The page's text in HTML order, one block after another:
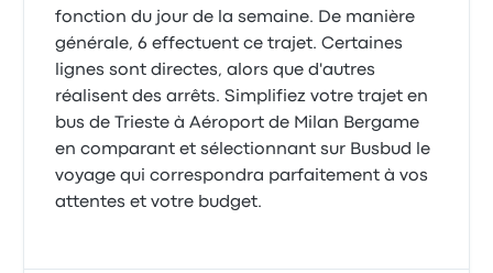
fonction du jour de la semaine. De manière
générale, 6 effectuent ce trajet. Certaines
lignes sont directes, alors que d'autres
réalisent des arrêts. Simplifiez votre trajet en
bus de Trieste à Aéroport de Milan Bergame
en comparant et sélectionnant sur Busbud le
voyage qui correspondra parfaitement à vos
attentes et votre budget.